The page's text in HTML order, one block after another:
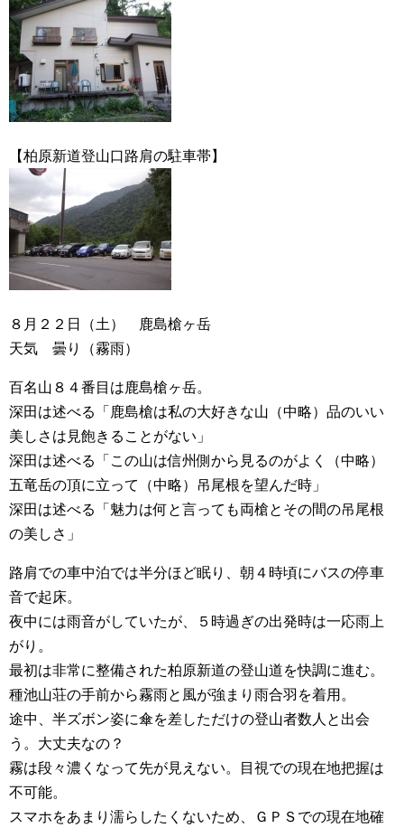
【柏原新道登山口路肩の駐車帯】
８月２２日（土） 鹿島槍ヶ岳
天気 曇り（霧雨）
百名山８４番目は鹿島槍ヶ岳。
深田は述べる「鹿島槍は私の大好きな山（中略）品のいい
美しさは見飽きることがない」
深田は述べる「この山は信州側から見るのがよく（中略）
五竜岳の頂に立って（中略）吊尾根を望んだ時」
深田は述べる「魅力は何と言っても両槍とその間の吊尾根
の美しさ」
路肩での車中泊では半分ほど眠り、朝４時頃にバスの停車
音で起床。
夜中には雨音がしていたが、５時過ぎの出発時は一応雨上
がり。
最初は非常に整備された柏原新道の登山道を快調に進む。
種池山荘の手前から霧雨と風が強まり雨合羽を着用。
途中、半ズボン姿に傘を差しただけの登山者数人と出会
う。大丈夫なの？
霧は段々濃くなって先が見えない。目視での現在地把握は
不可能。
スマホをあまり濡らしたくないため、ＧＰＳでの現在地確